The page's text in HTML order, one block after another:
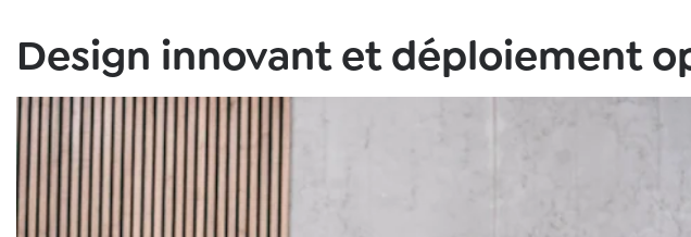
Design innovant et déploiement